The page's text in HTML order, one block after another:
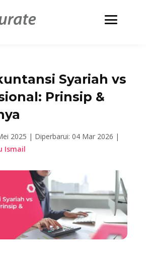
Syariah vs
Prinsip &
2025 | Diperbarui: 04 Mar 2026 |
Ismail